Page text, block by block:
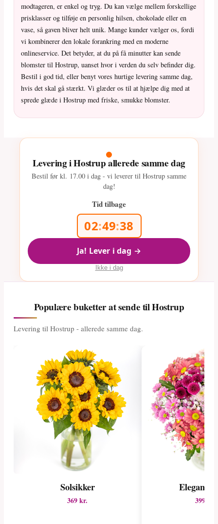
modtageren, er enkel og tryg. Du kan vælge mellem forskellige
prisklasser og tilføje en personlig hilsen, chokolade eller en
vase, så gaven bliver helt unik. Mange kunder vælger os, fordi
vi kombinerer den lokale forankring med en moderne
onlineservice. Det betyder, at du på få minutter kan sende
blomster til Hostrup, uanset hvor i verden du selv befinder dig.
Bestil i god tid, eller benyt vores hurtige levering samme dag,
hvis det skal gå stærkt. Vi glæder os til at hjælpe dig med at
sprede glæde i Hostrup med friske, smukke blomster.
Levering i Hostrup allerede samme dag
Bestil før kl. 17.00 i dag - vi leverer til Hostrup samme
dag!
Tid tilbage
02:49:36
Ja! Lever i dag →
Ikke i dag
Populære buketter at sende til Hostrup
Levering til Hostrup - allerede samme dag.
Solsikker
369 kr.
Elegant
399 kr.